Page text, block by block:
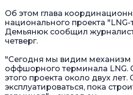
Об этом глава
национального проекта
Демьянюк сообщил
четверг.
"Сегодня мы видим механизм
оффшорного терминала LNG.
этого проекта около двух лет.
эксплуатироваться, пока